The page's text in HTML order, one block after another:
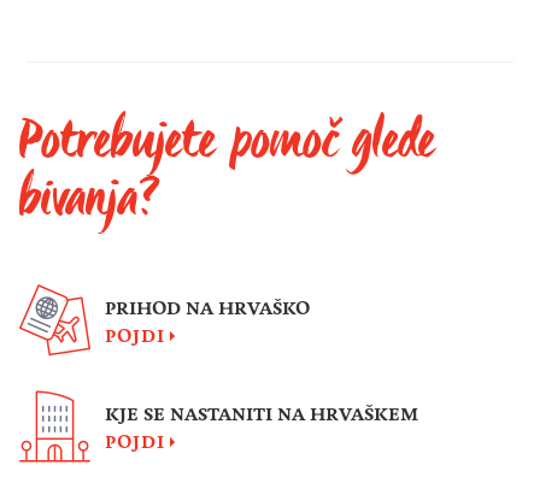
Potrebujete pomoč glede
bivanja?
PRIHOD NA HRVAŠKO
POJDI
KJE SE NASTANITI NA HRVAŠKEM
POJDI